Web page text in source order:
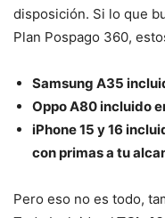
disposición. Si lo que
Plan Pospago 360,
Samsung A35
Oppo A80incluido
iPhone 15 y 16
con primas a tu
Pero eso no es todo,